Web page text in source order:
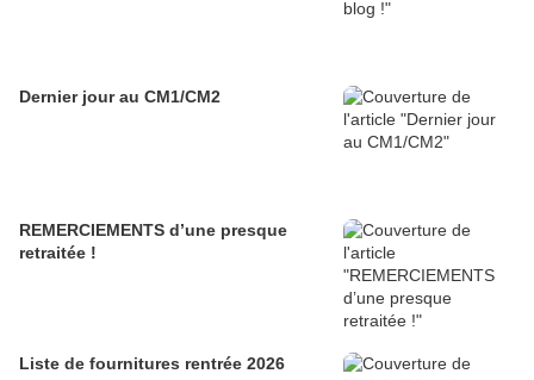
Dernier jour au CM1/CM2
REMERCIEMENTS d’une presque
retraitée !
Liste de fournitures rentrée 2026